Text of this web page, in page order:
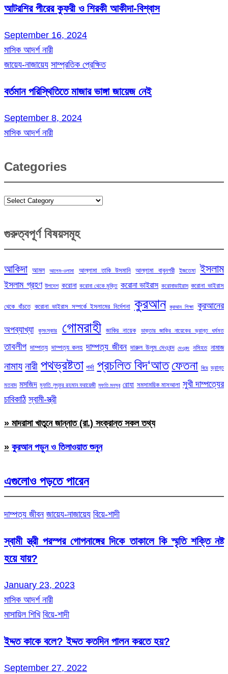
আটরশির পীরের কুফরী ও শিরকী আকীদা-বিশ্বাস
September 16, 2024
মাসিক আদর্শ নারী
জায়েয-নাজায়েয সাম্প্রতিক প্রেক্ষিত
বর্তমান পরিস্থিতিতে মাজার ভাঙ্গা জায়েজ নেই
September 8, 2024
মাসিক আদর্শ নারী
Categories
Categories
গুরুত্বপূর্ণ বিষয়সমূহ
আকিদা আমল আলেম-ওলামা আল্লামা তাকি উসমানি আল্লামা বাবুনগরী ইজতেমা ইসলাম
ইসলাম গ্রহণ উপদেশ করোনা করোনা থেকে মুক্তি করোনা ভাইরাস করোনাভাইরাস করোনা ভাইরাস
থেকে বাঁচতে করোনা ভাইরাস সম্পর্কে ইসলামের নির্দেশনা কুরআন কুরআন শিক্ষা কুরআনের
অপব্যাখ্যা কুসংস্কার গোমরাহী জাকির নায়েক ডাক্তার জাকির নায়েকের ভ্রান্ত ধর্মমত
তাবলীগ দাম্পত্য দাম্পত্য কলহ দাম্পত্য জীবন দারুল উলুম দেওবন্দ দেওবন্দ নসিহত নামাজ
নামায নারী পথভ্রষ্টতা পর্দা প্রচলিত বিদ‘আত ফেতনা বিয়ে ভ্রান্ত
মতবাদ মসজিদ মুফতি লুৎফুর রহমান ফরায়েজী মুফতি মনসুর রোযা সমসাময়িক মাসআলা সুখী দাম্পত্যের
চাবিকাঠি স্বামী-স্ত্রী
» মাদরাসা খাতুনে জান্নাত (রা.) সংক্রান্ত সকল তথ্য
» কুরআন পড়ুন ও তিলাওয়াত শুনুন
এগুলোও পড়তে পারেন
দাম্পত্য জীবন জায়েয-নাজায়েয বিয়ে-শাদী
স্বামী স্ত্রী পরস্পর গোপনাঙ্গের দিকে তাকালে কি স্মৃতি শক্তি নষ্ট
হয়ে যায়?
January 23, 2023
মাসিক আদর্শ নারী
মাসায়িল শিখি বিয়ে-শাদী
ইদ্দত কাকে বলে? ইদ্দত কতদিন পালন করতে হয়?
September 27, 2022